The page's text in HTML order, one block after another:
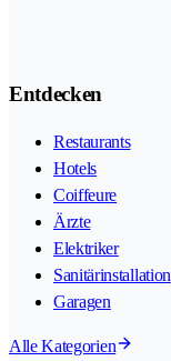
Entdecken
Restaurants
Hotels
Coiffeure
Ärzte
Elektriker
Sanitärinstallation
Garagen
Alle Kategorien